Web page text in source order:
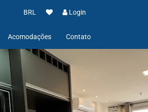
BRL Login
Acomodações Contato